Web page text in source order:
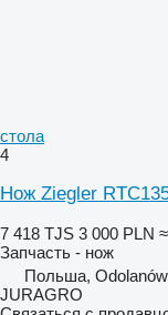
стола
4
Нож Ziegler
7 418 TJS 3 000 PLN
Запчасть - нож
Польша, Odolanów
JURAGRO